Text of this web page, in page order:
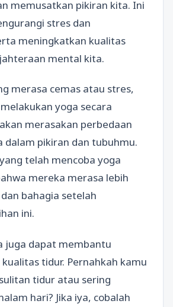
memusatkan pikiran kita. Ini
stres dan
meningkatkan kualitas
mental kita.
merasa cemas atau stres,
yoga secara
merasakan perbedaan
dalam pikiran dan tubuhmu.
telah mencoba yoga
mereka merasa lebih
bahagia setelah
ini.
juga dapat membantu
tidur. Pernahkah kamu
tidur atau sering
hari? Jika iya, cobalah